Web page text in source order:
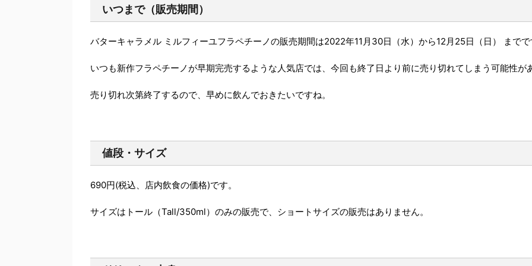
いつまで（販売期間）
バターキャラメル ミルフィーユフラペチーノの販売期間は2022年11月30日（水）から12月25日（日） までで
いつも新作フラペチーノが早期完売するような人気店では、今回も終了日より前に売り切れてしまう可能性が
売り切れ次第終了するので、早めに飲んでおきたいですね。
値段・サイズ
690円(税込、店内飲食の価格)です。
サイズはトール（Tall/350ml）のみの販売で、ショートサイズの販売はありません。